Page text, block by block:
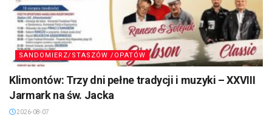
SANDOMIERZ/STASZÓW /OPATÓW
Klimontów: Trzy dni pełne tradycji i muzyki – XXVIII
Jarmark na św. Jacka
2026-08-07